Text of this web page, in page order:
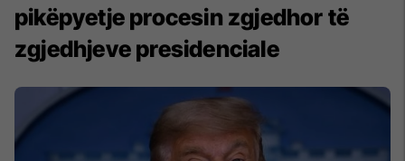
pikëpyetje procesin zgjedhor të
zgjedhjeve presidenciale